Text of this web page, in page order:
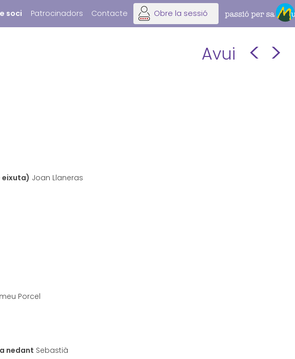
soci Patrocinadors Contacte Obre la sessió
Avui < >
eixuta) Joan Llaneras
Porcel
nedant Sebastià